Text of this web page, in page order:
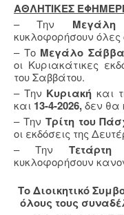
ΑΘΛΗΤΙΚΕΣ
– Την Μεγάλη
κυκλοφορήσουν όλες
– Το Μεγάλο
οι Κυριακάτικες
του Σαββάτου.
– Την Κυριακή και
και 13-4-2026,δεν θα
– Την Τρίτη του
οι εκδόσεις της
– Την
κυκλοφορήσουν
Το Διοικητικό
όλους τους